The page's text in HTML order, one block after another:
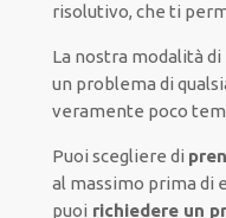
risolutivo, che ti
La nostra modalità di
un problema di
veramente poco
Puoi scegliere di
al massimo prima di
puoi richiedereun